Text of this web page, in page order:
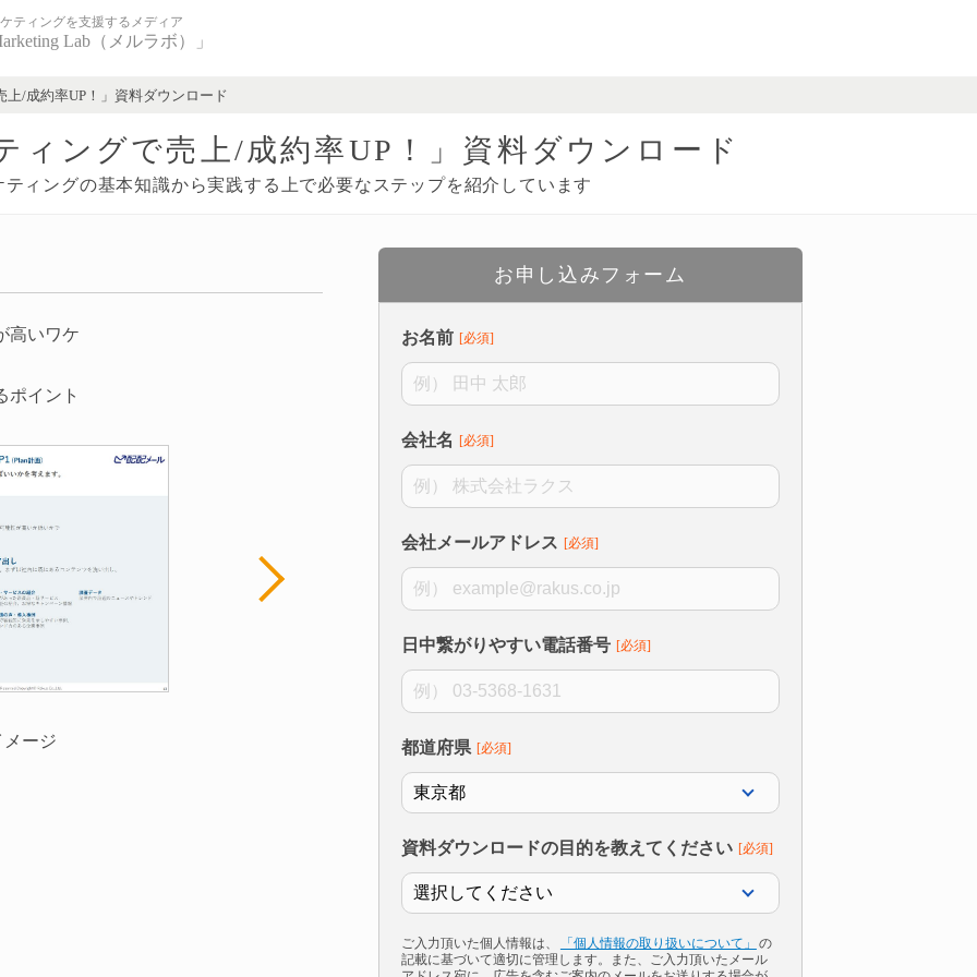
ティングを支援するメディア
Lab（メルラボ）」
/成約率UP！」資料ダウンロード
ィングで売上/成約率UP！」資料ダウンロード
ティングの基本知識から実践する上で必要なステップを紹介しています
高いワケ
ポイント
ージ
お申し込みフォーム
お名前
会社名
会社メールアドレス
日中繋がりやすい電話番号
都道府県
資料ダウンロードの目的を教えてください
ご入力頂いた個人情報は、 「個人情報の取り扱いについて」
の
記載に基づいて適切に管理します。また、ご入力頂いたメール